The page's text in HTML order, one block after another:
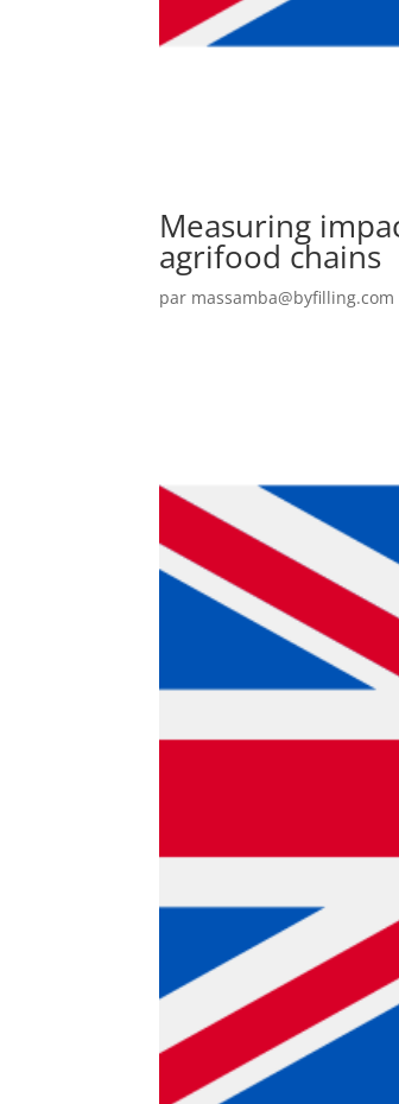
Measuring
agrifood chains
par massamba@byfilling.com